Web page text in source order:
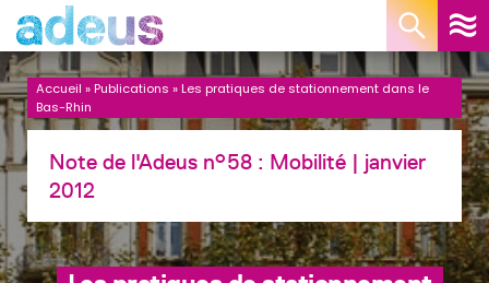
Accueil »Publications »Les pratiques de stationnement dans le
Bas-Rhin
Note de l'Adeus n°58 : Mobilité | janvier
2012
Panneau de gestion des cookies